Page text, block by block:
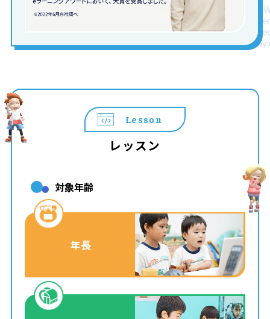
Lesson
レッスン
対象年齢
年長